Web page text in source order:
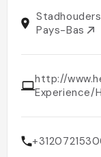
Pays-Bas
http://
Experience/